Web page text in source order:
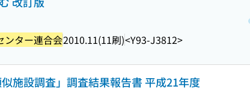
ンター連合会2010.11(11刷)<Y93-J3812>
施設調査」調査結果報告書 平成21年度